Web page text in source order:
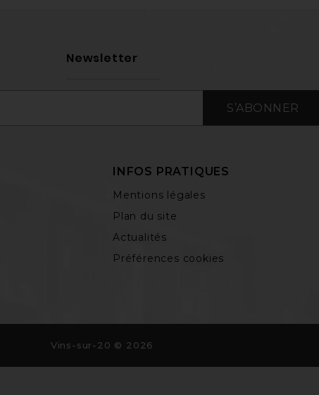
Newsletter
S’ABONNER
INFOS PRATIQUES
Mentions légales
Plan du site
Actualités
Préférences cookies
Vins-sur-20 © 2026